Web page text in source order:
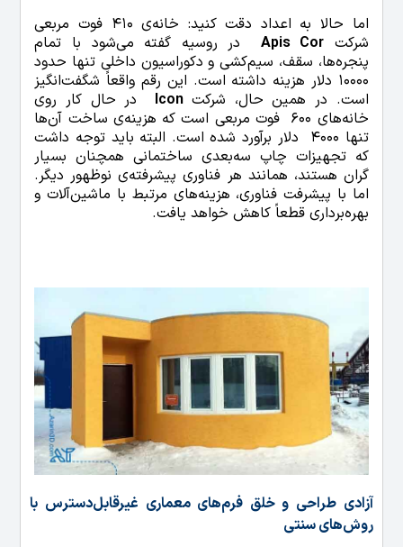
اما حالا به اعداد دقت کنید: خانه‌ی 410 فوت مربعی
شرکت Apis Corدر روسیه گفته می‌شود با تمام
پنجره‌ها، سقف، سیم‌کشی و دکوراسیون داخلی تنها حدود
10000 دلار هزینه داشته است. این رقم واقعاً شگفت‌انگیز
است. در همین حال، شرکتIcon در حال کار روی
خانه‌های 600 فوت مربعی است که هزینه‌ی ساخت آن‌ها
تنها 4000 دلار برآورد شده است. البته باید توجه داشت
که تجهیزات چاپ سه‌بعدی ساختمانی همچنان بسیار
گران هستند، همانند هر فناوری پیشرفته‌ی نوظهور دیگر.
اما با پیشرفت فناوری، هزینه‌های مرتبط با ماشین‌آلات و
بهره‌برداری قطعاً کاهش خواهد یافت.
آزادی طراحی و خلق فرم‌های معماری غیرقابل‌دسترس با
روش‌های سنتی